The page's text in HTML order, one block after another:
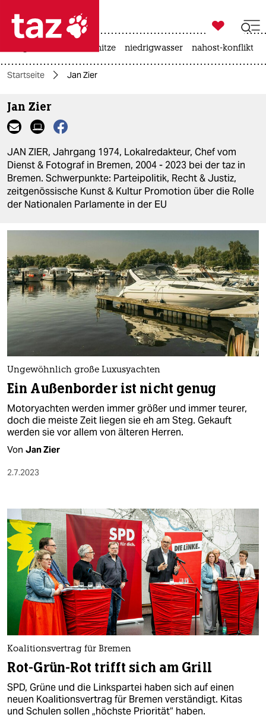
 taz zahl ich
themen
politik
öko
gesellschaft
berlin
nord
wahrheit
verlag
verlag
veranstaltungen
shop
unterstützen
genossenschaft
epaper login

taz zahl ich
hitze niedrigwasser nahost-konflikt
Startseite Jan Zier
Jan Zier
JAN ZIER, Jahrgang 1974, Lokalredakteur, Chef vom
Dienst & Fotograf in Bremen, 2004 - 2023 bei der taz in
Bremen. Schwerpunkte: Parteipolitik, Recht & Justiz,
zeitgenössische Kunst & Kultur Promotion über die Rolle
der Nationalen Parlamente in der EU
Ungewöhnlich große Luxusyachten
Ein Außenborder ist nicht genug
Motoryachten werden immer größer und immer teurer,
doch die meiste Zeit liegen sie eh am Steg. Gekauft
werden sie vor allem von älteren Herren.
Von Jan Zier
2.7.2023
Koalitionsvertrag für Bremen
Rot-Grün-Rot trifft sich am Grill
SPD, Grüne und die Linkspartei haben sich auf einen
neuen Koalitionsvertrag für Bremen verständigt. Kitas
und Schulen sollen „höchste Priorität“ haben.